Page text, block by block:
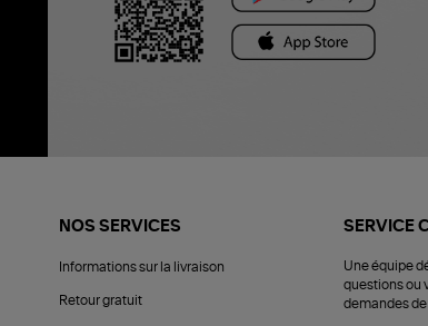
NOS SERVICES
Informations sur la livraison
Retour gratuit
SERVICE
Une équipe
questions ou
demandes